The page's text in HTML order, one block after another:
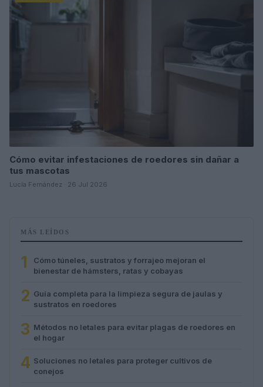
Cómo evitar infestaciones de roedores sin dañar a
tus mascotas
Lucía Fernández · 26 Jul 2026
MÁS LEÍDOS
1
Cómo túneles, sustratos y forrajeo mejoran el
bienestar de hámsters, ratas y cobayas
2 Guía completa para la limpieza segura de jaulas y
sustratos en roedores
3 Métodos no letales para evitar plagas de roedores en
el hogar
4 Soluciones no letales para proteger cultivos de
conejos